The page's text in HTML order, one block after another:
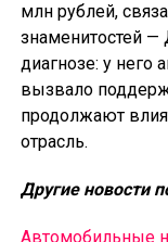
млн рублей,
знаменитостей
диагнозе: у него
вызвало
продолжают
отрасль.
Другие новости
Автомобильные